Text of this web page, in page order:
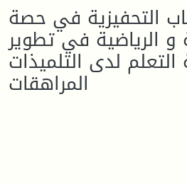
التحفيزية في حصة
و الرياضية في تطوير
التعلم لدى التلميذات
المراهقات